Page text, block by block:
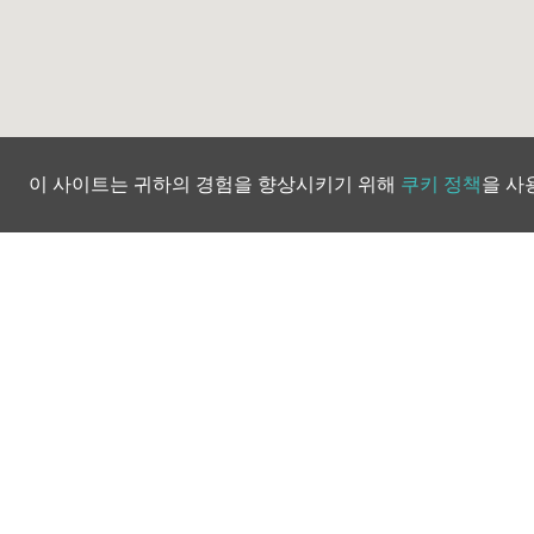
이 사이트는 귀하의 경험을 향상시키기 위해 쿠키 정책을 사